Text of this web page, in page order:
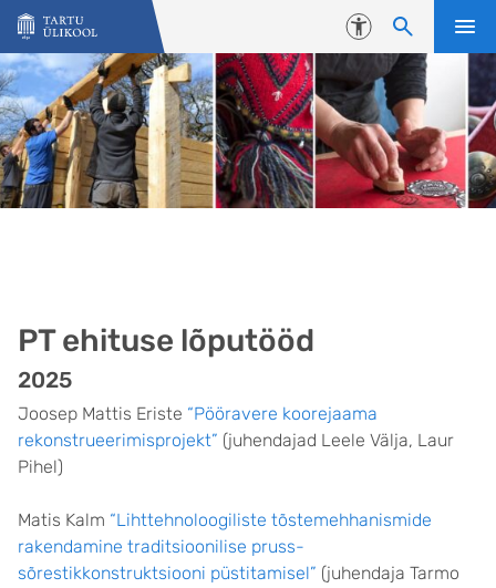
Liigu edasi põhisisu juurde
Juurdepääsetavus
PT ehituse lõputööd
2025
Joosep Mattis Eriste “Pööravere koorejaama
rekonstrueerimisprojekt” (juhendajad Leele Välja, Laur
Pihel)
Matis Kalm “Lihttehnoloogiliste tõstemehhanismide
rakendamine traditsioonilise pruss-
sõrestikkonstruktsiooni püstitamisel” (juhendaja Tarmo